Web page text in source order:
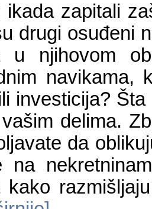
zapitali
drugi osuđeni
njihovom
navikama,
investicija?
delima.
da
na
kako